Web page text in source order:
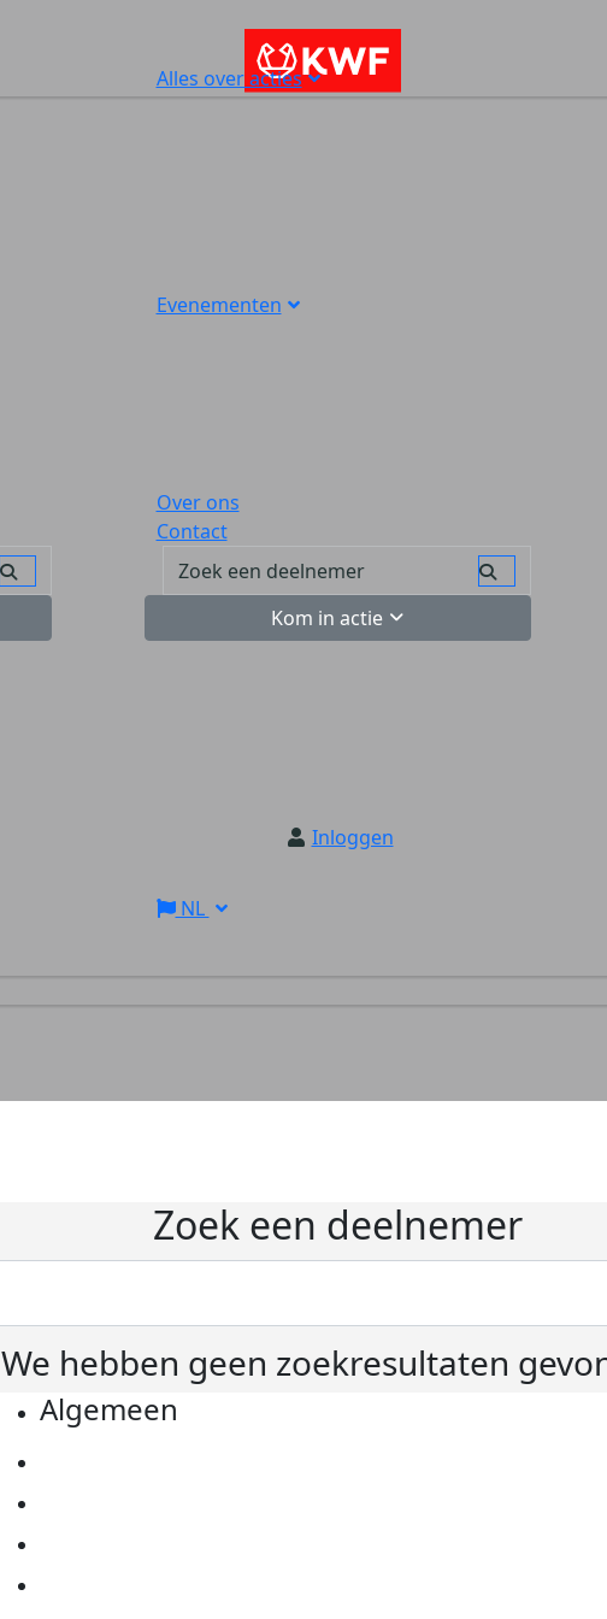
Alles over acties
Evenementen
Over ons
Contact
Kom in actie
Inloggen
NL
Zoek een deelnemer
We hebben geen zoekresultaten
Algemeen